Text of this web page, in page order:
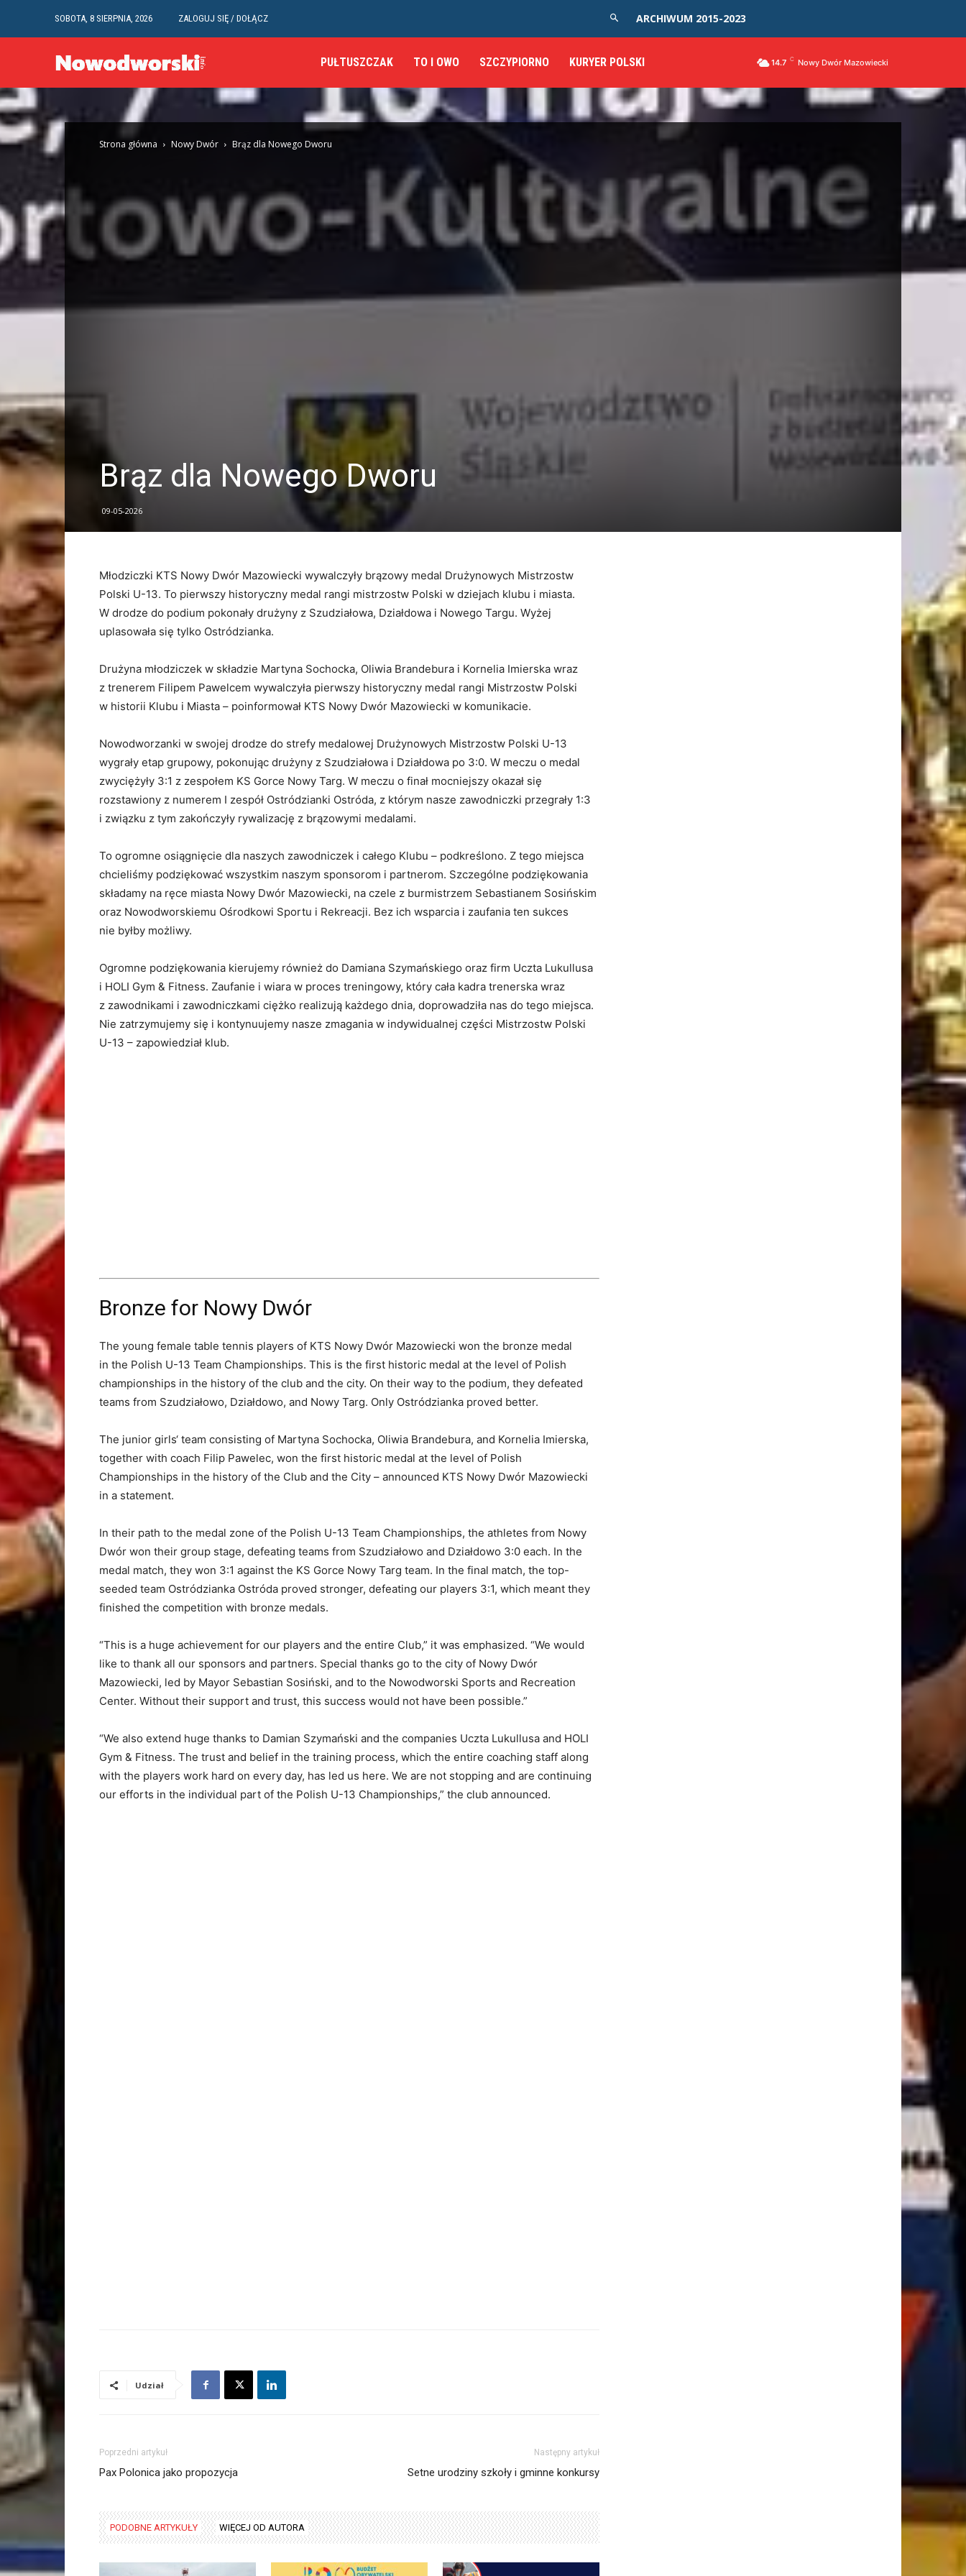
SOBOTA, 8 SIERPNIA, 2026 ZALOGUJ SIĘ / DOŁĄCZ ARCHIWUM 2015-2023
PUŁTUSZCZAK TO I OWO SZCZYPIORNO KURYER POLSKI 14.7 C Nowy Dwór Mazowiecki
Strona główna Nowy Dwór Brąz dla Nowego Dworu
Brąz dla Nowego Dworu
09-05-2026
Młodziczki KTS Nowy Dwór Mazowiecki wywalczyły brązowy medal Drużynowych Mistrzostw
Polski U-13. To pierwszy historyczny medal rangi mistrzostw Polski w dziejach klubu i miasta.
W drodze do podium pokonały drużyny z Szudziałowa, Działdowa i Nowego Targu. Wyżej
uplasowała się tylko Ostródzianka.
Drużyna młodziczek w składzie Martyna Sochocka, Oliwia Brandebura i Kornelia Imierska wraz
z trenerem Filipem Pawelcem wywalczyła pierwszy historyczny medal rangi Mistrzostw Polski
w historii Klubu i Miasta – poinformował KTS Nowy Dwór Mazowiecki w komunikacie.
Nowodworzanki w swojej drodze do strefy medalowej Drużynowych Mistrzostw Polski U-13
wygrały etap grupowy, pokonując drużyny z Szudziałowa i Działdowa po 3:0. W meczu o medal
zwyciężyły 3:1 z zespołem KS Gorce Nowy Targ. W meczu o finał mocniejszy okazał się
rozstawiony z numerem I zespół Ostródzianki Ostróda, z którym nasze zawodniczki przegrały 1:3
i związku z tym zakończyły rywalizację z brązowymi medalami.
To ogromne osiągnięcie dla naszych zawodniczek i całego Klubu – podkreślono. Z tego miejsca
chcieliśmy podziękować wszystkim naszym sponsorom i partnerom. Szczególne podziękowania
składamy na ręce miasta Nowy Dwór Mazowiecki, na czele z burmistrzem Sebastianem Sosińskim
oraz Nowodworskiemu Ośrodkowi Sportu i Rekreacji. Bez ich wsparcia i zaufania ten sukces
nie byłby możliwy.
Ogromne podziękowania kierujemy również do Damiana Szymańskiego oraz firm Uczta Lukullusa
i HOLI Gym & Fitness. Zaufanie i wiara w proces treningowy, który cała kadra trenerska wraz
z zawodnikami i zawodniczkami ciężko realizują każdego dnia, doprowadziła nas do tego miejsca.
Nie zatrzymujemy się i kontynuujemy nasze zmagania w indywidualnej części Mistrzostw Polski
U-13 – zapowiedział klub.
Bronze for Nowy Dwór
The young female table tennis players of KTS Nowy Dwór Mazowiecki won the bronze medal
in the Polish U-13 Team Championships. This is the first historic medal at the level of Polish
championships in the history of the club and the city. On their way to the podium, they defeated
teams from Szudziałowo, Działdowo, and Nowy Targ. Only Ostródzianka proved better.
The junior girls‘ team consisting of Martyna Sochocka, Oliwia Brandebura, and Kornelia Imierska,
together with coach Filip Pawelec, won the first historic medal at the level of Polish
Championships in the history of the Club and the City – announced KTS Nowy Dwór Mazowiecki
in a statement.
In their path to the medal zone of the Polish U-13 Team Championships, the athletes from Nowy
Dwór won their group stage, defeating teams from Szudziałowo and Działdowo 3:0 each. In the
medal match, they won 3:1 against the KS Gorce Nowy Targ team. In the final match, the top-
seeded team Ostródzianka Ostróda proved stronger, defeating our players 3:1, which meant they
finished the competition with bronze medals.
“This is a huge achievement for our players and the entire Club,” it was emphasized. “We would
like to thank all our sponsors and partners. Special thanks go to the city of Nowy Dwór
Mazowiecki, led by Mayor Sebastian Sosiński, and to the Nowodworski Sports and Recreation
Center. Without their support and trust, this success would not have been possible.”
“We also extend huge thanks to Damian Szymański and the companies Uczta Lukullusa and HOLI
Gym & Fitness. The trust and belief in the training process, which the entire coaching staff along
with the players work hard on every day, has led us here. We are not stopping and are continuing
our efforts in the individual part of the Polish U-13 Championships,” the club announced.
Udział
Poprzedni artykuł
Pax Polonica jako propozycja
Następny artykuł
Setne urodziny szkoły i gminne konkursy
PODOBNE ARTYKUŁY WIĘCEJ OD AUTORA